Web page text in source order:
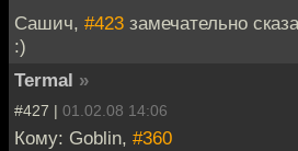
Сашич, #423 замечательно
:)
Termal »
#427 | 01.02.08 14:06
Кому: Goblin, #360